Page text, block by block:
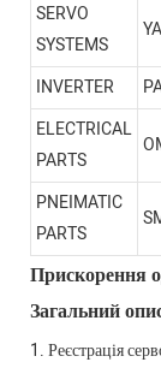
SERVO
SYSTEMS
INVERTER
ELECTRICAL
PARTS
PNEIMATIC
PARTS
Прискорення
Загальний
1. Реєстрація